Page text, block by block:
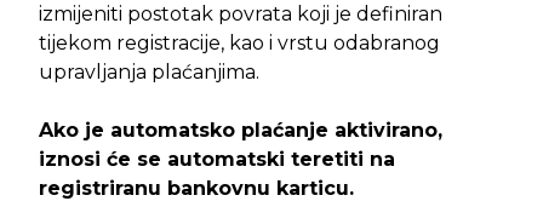
izmijeniti postotak povrata koji je definiran
tijekom registracije, kao i vrstu odabranog
upravljanja plaćanjima.
Ako je automatsko plaćanje aktivirano,
iznosi će se automatski teretiti na
registriranu bankovnu karticu.